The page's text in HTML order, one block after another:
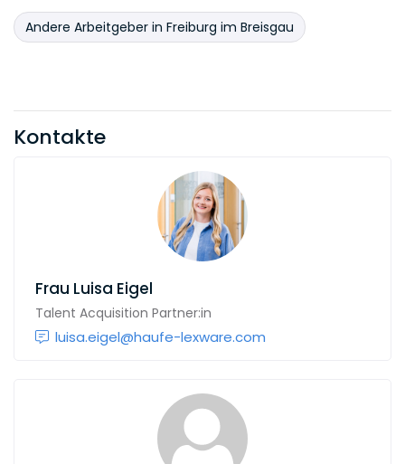
Andere Arbeitgeber in Freiburg im Breisgau
Kontakte
Frau Luisa Eigel
Talent Acquisition Partner:in
luisa.eigel@haufe-lexware.com